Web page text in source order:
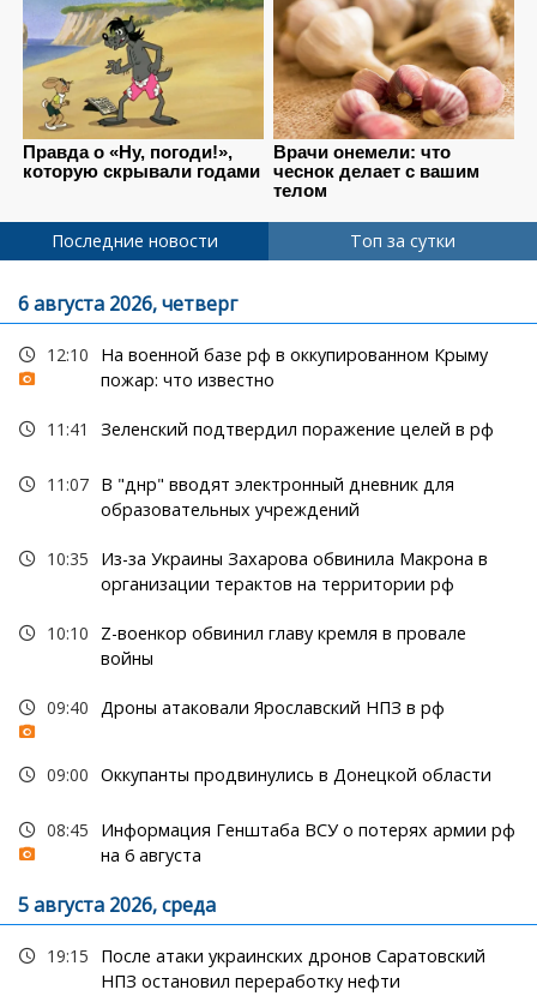
Последние новости Топ за сутки
6 августа 2026, четверг
12:10
На военной базе рф в оккупированном Крыму
пожар: что известно
11:41 Зеленский подтвердил поражение целей в рф
11:07 В "днр" вводят электронный дневник для
образовательных учреждений
10:35
Из-за Украины Захарова обвинила Макрона в
организации терактов на территории рф
10:10
Z-военкор обвинил главу кремля в провале
войны
09:40 Дроны атаковали Ярославский НПЗ в рф
09:00 Оккупанты продвинулись в Донецкой области
08:45
Информация Генштаба ВСУ о потерях армии рф
на 6 августа
5 августа 2026, среда
19:15
После атаки украинских дронов Саратовский
НПЗ остановил переработку нефти